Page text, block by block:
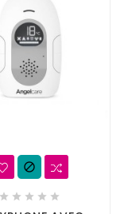

    